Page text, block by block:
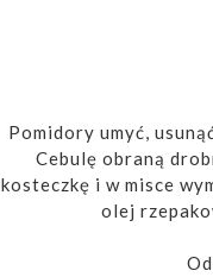
Pomidory umyć,
Cebulę obraną
kosteczkę i w misce
olej